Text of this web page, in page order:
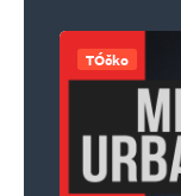
TÓčko